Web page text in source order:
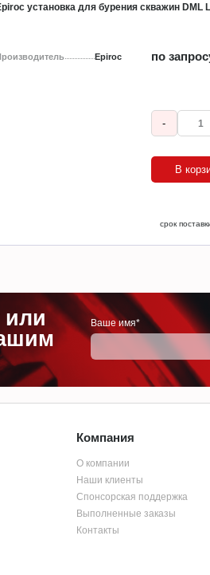
установка для бурения скважин DML
Epiroc по
срок
-
В
или
Ваше имя*
Компания
О компании
Наши клиенты
Спонсорская поддержка
Выполненные заказы
Контакты